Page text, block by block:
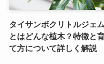
タイサンボクリトルジェム
とはどんな植木？特徴と
て方について詳しく解説